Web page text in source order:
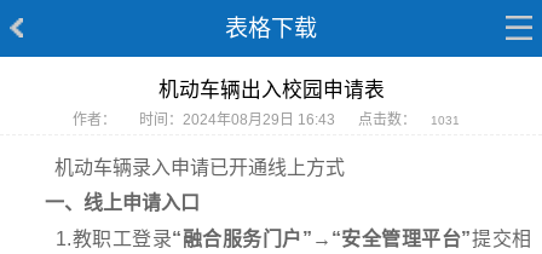
表格下载
机动车辆出入校园申请表
作者： 时间：2024年08月29日 16:43 点击数： 1031
机动车辆录入申请已开通线上方式
一、线上申请入口
1.教职工登录“融合服务门户”→“安全管理平台”提交相